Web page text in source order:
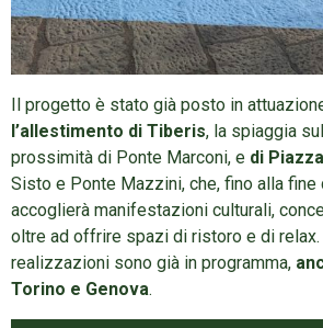
Il progetto è stato già posto in
l’allestimento di Tiberis, la spiaggia
prossimità di Ponte Marconi, e di
Sisto e Ponte Mazzini, che, fino alla fine
accoglierà manifestazioni culturali,
oltre ad offrire spazi di ristoro e di
realizzazioni sono già in programma,
Torino e Genova.